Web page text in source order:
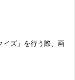
イズ」を行う際、画